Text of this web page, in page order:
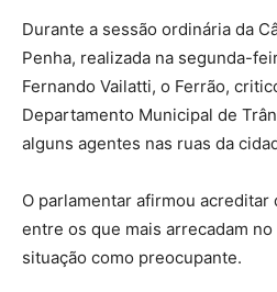
Durante a sessão ordinária da
Penha, realizada na segunda-
Fernando Vailatti, o Ferrão,
Departamento Municipal de
alguns agentes nas ruas da
O parlamentar afirmou
entre os que mais arrecadam
situação como preocupante.